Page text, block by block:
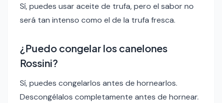
Sí, puedes usar aceite de trufa, pero el sabor no
será tan intenso como el de la trufa fresca.
¿Puedo congelar los canelones
Rossini?
Sí, puedes congelarlos antes de hornearlos.
Descongélalos completamente antes de hornear.